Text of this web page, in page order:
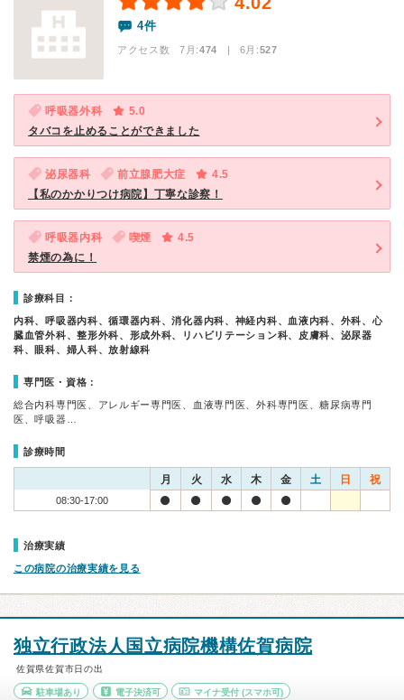
4件
アクセス数 7月:474 | 6月:527
呼吸器外科
5.0
タバコを止めることができました
泌尿器科 前立腺肥大症
4.5
【私のかかりつけ病院】丁寧な診察！
呼吸器内科 喫煙
4.5
禁煙の為に！
診療科目：
内科、呼吸器内科、循環器内科、消化器内科、神経内科、血液内科、外科、心
臓血管外科、整形外科、形成外科、リハビリテーション科、皮膚科、泌尿器
科、眼科、婦人科、放射線科
専門医・資格：
総合内科専門医、アレルギー専門医、血液専門医、外科専門医、糖尿病専門
医、呼吸器…
診療時間
月 火 水 木 金 土 日 祝
08:30-17:00
治療実績
この病院の治療実績を見る
独立行政法人国立病院機構佐賀病院
佐賀県佐賀市日の出
駐車場あり 電子決済可 マイナ受付 (スマホ可)